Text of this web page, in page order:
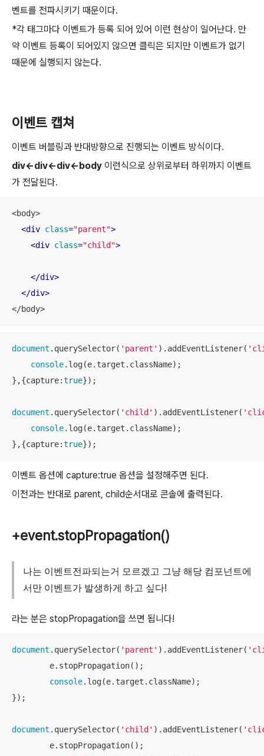
벤트를 전파시키기 때문이다.
*각 태그마다 이벤트가 등록 되어 있어 이런 현상이 일어난다. 만
약 이벤트 등록이 되어있지 않으면 클릭은 되지만 이벤트가 없기
때문에 실행되지 않는다.
이벤트 캡쳐
이벤트 버블링과 반대방향으로 진행되는 이벤트 방식이다.
div<-div<-div<-body 이런식으로 상위로부터 하위까지 이벤트
가 전달된다.
<body>
<div class="parent">
<div class="child">
</div>
</div>
</body>
document .querySelector( 'parent' ).addEventListener(
console.log(e.target.className);
},{capture:true});
document .querySelector( 'child' ).addEventListener(
console.log(e.target.className);
},{capture:true});
이벤트 옵션에 capture:true 옵션을 설정해주면 된다.
이전과는 반대로 parent, child순서대로 콘솔에 출력된다.
+event.stopPropagation()
나는 이벤트전파되는거 모르겠고 그냥 해당 컴포넌트에
서만 이벤트가 발생하게 하고 싶다!
라는 분은 stopPropagation을 쓰면 됩니다!
document .querySelector( 'parent' ).addEventListener(
console.log(e.target.className);
});
document .querySelector( 'child' ).addEventListener(